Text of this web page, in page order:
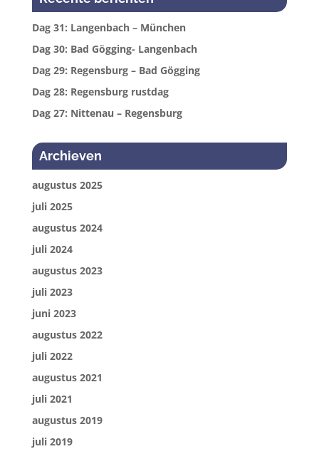
Dag 31: Langenbach – München
Dag 30: Bad Gögging- Langenbach
Dag 29: Regensburg – Bad Gögging
Dag 28: Regensburg rustdag
Dag 27: Nittenau – Regensburg
Archieven
augustus 2025
juli 2025
augustus 2024
juli 2024
augustus 2023
juli 2023
juni 2023
augustus 2022
juli 2022
augustus 2021
juli 2021
augustus 2019
juli 2019